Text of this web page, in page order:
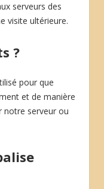
serveurs des
visite ultérieure.
?
pour que
et de manière
notre serveur ou